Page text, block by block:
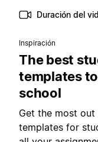
Duración del
Inspiración
The best
templates
school
Get the most
templates for